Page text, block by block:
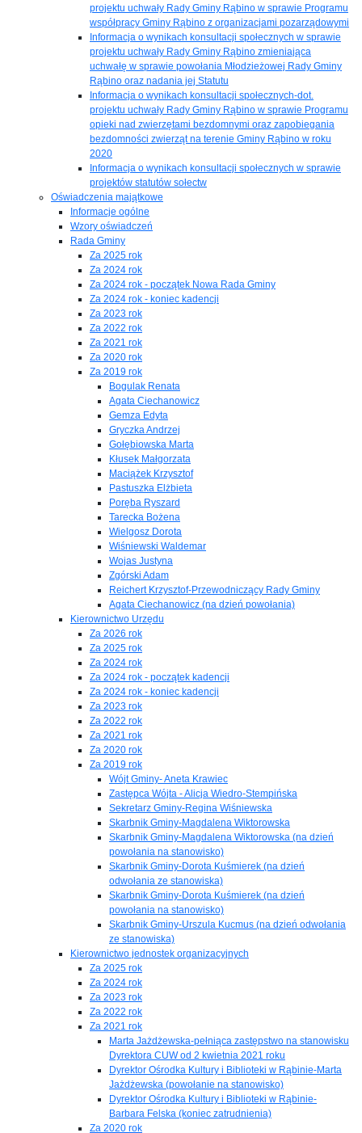
projektu uchwały Rady Gminy Rąbino w sprawie Programu
współpracy Gminy Rąbino z organizacjami pozarządowymi
Informacja o wynikach konsultacji społecznych w sprawie
projektu uchwały Rady Gminy Rąbino zmieniająca
uchwałę w sprawie powołania Młodzieżowej Rady Gminy
Rąbino oraz nadania jej Statutu
Informacja o wynikach konsultacji społecznych-dot.
projektu uchwały Rady Gminy Rąbino w sprawie Programu
opieki nad zwierzętami bezdomnymi oraz zapobiegania
bezdomności zwierząt na terenie Gminy Rąbino w roku
2020
Informacja o wynikach konsultacji społecznych w sprawie
projektów statutów sołectw
Oświadczenia majątkowe
Informacje ogólne
Wzory oświadczeń
Rada Gminy
Za 2025 rok
Za 2024 rok
Za 2024 rok - początek Nowa Rada Gminy
Za 2024 rok - koniec kadencji
Za 2023 rok
Za 2022 rok
Za 2021 rok
Za 2020 rok
Za 2019 rok
Bogulak Renata
Agata Ciechanowicz
Gemza Edyta
Gryczka Andrzej
Gołębiowska Marta
Kłusek Małgorzata
Maciążek Krzysztof
Pastuszka Elżbieta
Poręba Ryszard
Tarecka Bożena
Wielgosz Dorota
Wiśniewski Waldemar
Wojas Justyna
Zgórski Adam
Reichert Krzysztof-Przewodniczący Rady Gminy
Agata Ciechanowicz (na dzień powołania)
Kierownictwo Urzędu
Za 2026 rok
Za 2025 rok
Za 2024 rok
Za 2024 rok - początek kadencji
Za 2024 rok - koniec kadencji
Za 2023 rok
Za 2022 rok
Za 2021 rok
Za 2020 rok
Za 2019 rok
Wójt Gminy- Aneta Krawiec
Zastępca Wójta - Alicja Wiedro-Stempińska
Sekretarz Gminy-Regina Wiśniewska
Skarbnik Gminy-Magdalena Wiktorowska
Skarbnik Gminy-Magdalena Wiktorowska (na dzień
powołania na stanowisko)
Skarbnik Gminy-Dorota Kuśmierek (na dzień
odwołania ze stanowiska)
Skarbnik Gminy-Dorota Kuśmierek (na dzień
powołania na stanowisko)
Skarbnik Gminy-Urszula Kucmus (na dzień odwołania
ze stanowiska)
Kierownictwo jednostek organizacyjnych
Za 2025 rok
Za 2024 rok
Za 2023 rok
Za 2022 rok
Za 2021 rok
Marta Jażdżewska-pełniąca zastępstwo na stanowisku
Dyrektora CUW od 2 kwietnia 2021 roku
Dyrektor Ośrodka Kultury i Biblioteki w Rąbinie-Marta
Jażdżewska (powołanie na stanowisko)
Dyrektor Ośrodka Kultury i Biblioteki w Rąbinie-
Barbara Felska (koniec zatrudnienia)
Za 2020 rok